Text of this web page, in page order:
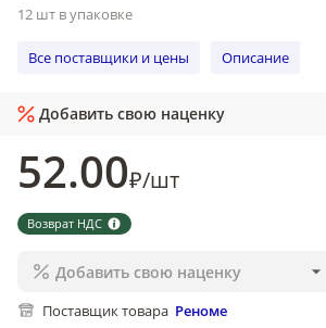
12 шт в упаковке
Все поставщики и цены Описание
Добавить свою наценку
52.00₽/шт
Возврат НДС
Добавить свою наценку
Поставщик товара Реноме